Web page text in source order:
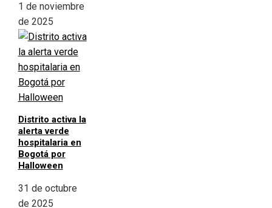
1 de noviembre
de 2025
Distrito activa la
alerta verde
hospitalaria en
Bogotá por
Halloween
31 de octubre
de 2025